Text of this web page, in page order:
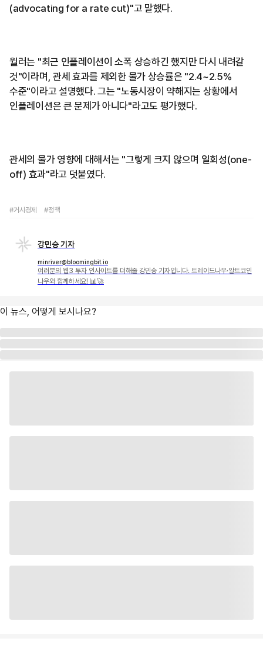
(advocating for a rate cut)"고 말했다.
월러는 "최근 인플레이션이 소폭 상승하긴 했지만 다시 내려갈
것"이라며, 관세 효과를 제외한 물가 상승률은 "2.4~2.5%
수준"이라고 설명했다. 그는 "노동시장이 약해지는 상황에서
인플레이션은 큰 문제가 아니다"라고도 평가했다.
관세의 물가 영향에 대해서는 "그렇게 크지 않으며 일회성(one-
off) 효과"라고 덧붙였다.
#거시경제 #정책
강민승 기자
minriver@bloomingbit.io
여러분의 웹3 투자 인사이트를 더해줄 강민승 기자입니다. 트레이드나우·알트코인
나우와 함께하세요! 📊🚀
이 뉴스, 어떻게 보시나요?